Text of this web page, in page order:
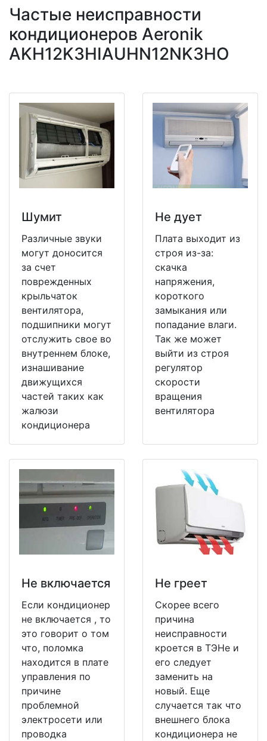
Частые неисправности
кондиционеров Aeronik
AKH12K3HIAUHN12NK3HO
Шумит
Различные звуки
могут доносится
за счет
поврежденных
крыльчаток
вентилятора,
подшипники могут
отслужить свое во
внутреннем блоке,
изнашивание
движущихся
частей таких как
жалюзи
кондиционера
Не дует
Плата выходит из
строя из-за:
скачка
напряжения,
короткого
замыкания или
попадание влаги.
Так же может
выйти из строя
регулятор
скорости
вращения
вентилятора
Не включается
Если кондиционер
не включается , то
это говорит о том
что, поломка
находится в плате
управления по
причине
проблемной
электросети или
проводка
Не греет
Скорее всего
причина
неисправности
кроется в ТЭНе и
его следует
заменить на
новый. Еще
случается так что
внешнего блока
кондиционера не